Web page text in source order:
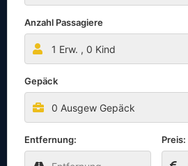
Anzahl Passagiere
1 Erw. , 0 Kind
Gepäck
0 Ausgew Gepäck
Entfernung: Preis: